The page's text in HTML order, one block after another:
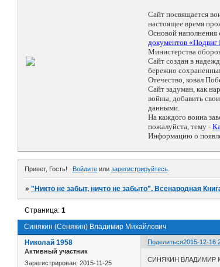
Сайт посвящается
настоящее время
Основой наполнения
документов «Подвиг
Министерства
Сайт создан в
бережно
Отечество, ковал
Сайт задуман, как
войны, добавить
данными.
На каждого воина
пожалуйста, тему -
Информацию о
Привет, Гость! Войдитеили зарегистрируйтесь.
»"Никто не забыт, ничто не забыто". Всенародная
Синякин (Сенякин) Владимир Михайлович
Страница:1
Поделиться2015-12-16
Николай 1958
Активный участник
Зарегистрирован: 2015-11-25
СИНЯКИН ВЛАДИМИР